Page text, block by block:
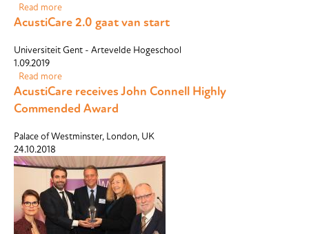
Read more
AcustiCare 2.0 gaat van start
Universiteit Gent - Artevelde Hogeschool
1.09.2019
Read more
AcustiCare receives John Connell Highly
Commended Award
Palace of Westminster, London, UK
24.10.2018